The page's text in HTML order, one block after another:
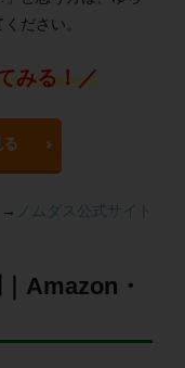
ださい。
みる！／
→ ノムダス公式サイト
Amazon・